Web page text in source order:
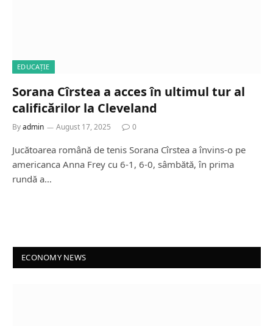
EDUCAȚIE
Sorana Cîrstea a acces în ultimul tur al
calificărilor la Cleveland
Byadmin August 17, 2025 0
Jucătoarea română de tenis Sorana Cîrstea a învins-o pe
americanca Anna Frey cu 6-1, 6-0, sâmbătă, în prima
rundă a…
ECONOMY NEWS